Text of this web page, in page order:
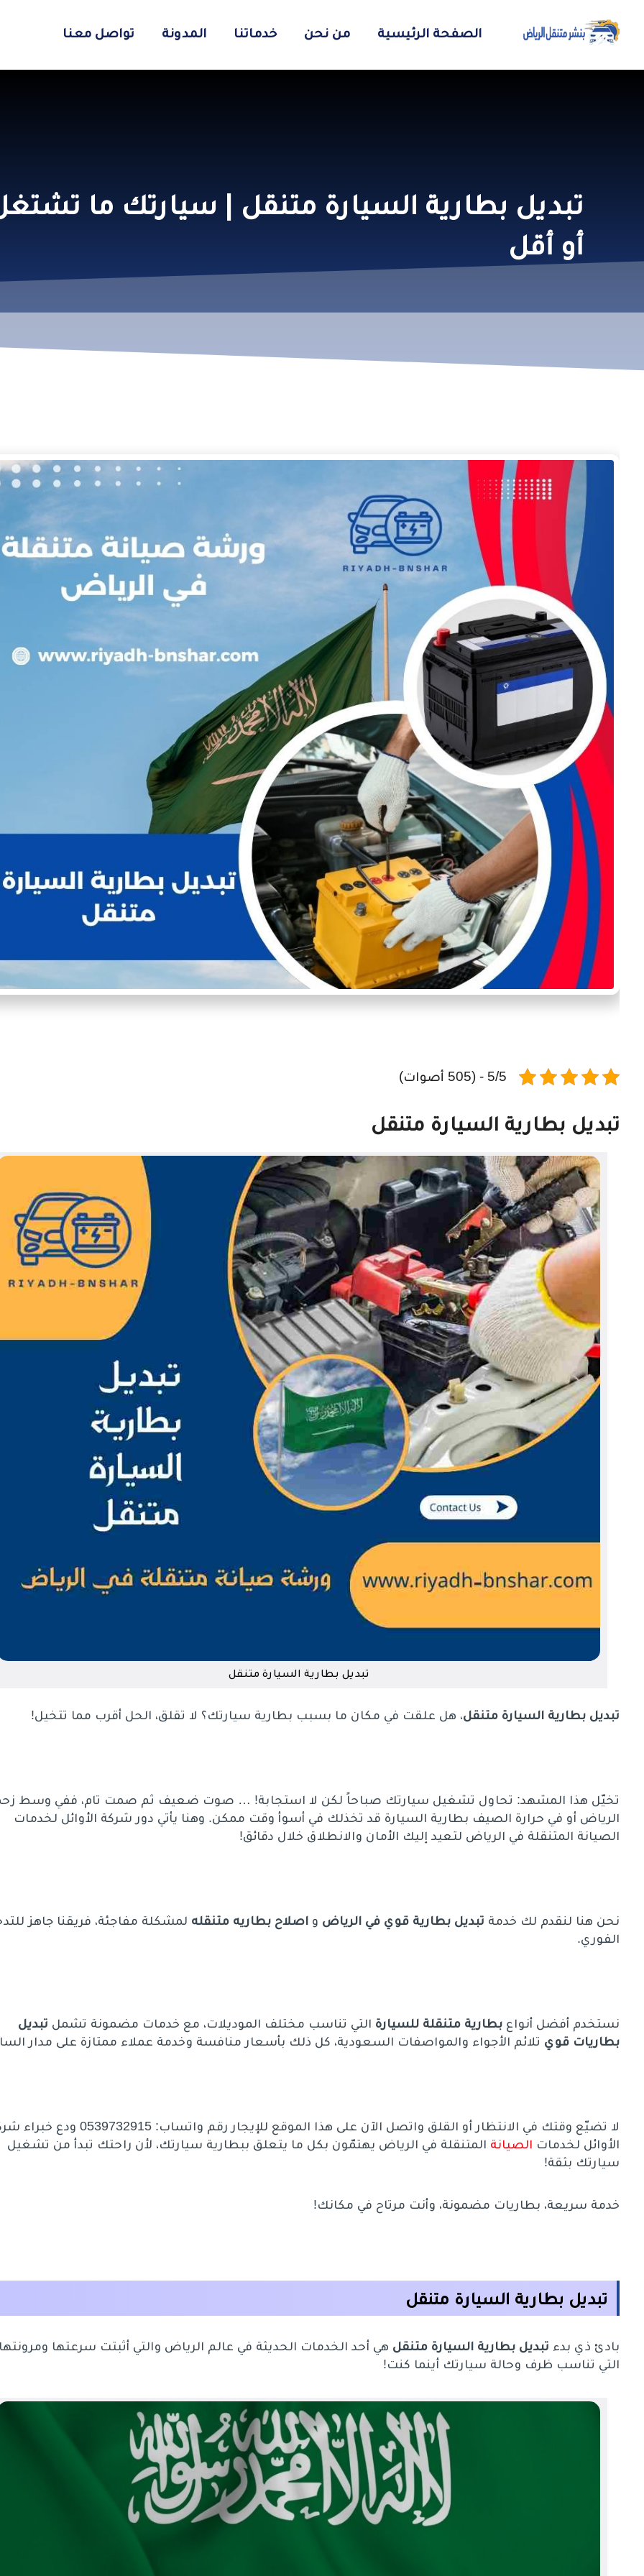
الصفحة الرئيسية من نحن خدماتنا المدونة تواصل معنا
أو أقل
5/5 - (505 أصوات)
تبديل بطارية السيارة متنقل
تبديل بطارية السيارة متنقل
تبديل بطارية السيارة متنقل، هل علقت في مكان ما بسبب بطارية سيارتك؟ لا تقلق، الحل أقرب مما تتخيل!
تخيّل هذا المشهد: تحاول تشغيل سيارتك صباحاً لكن لا استجابة! … صوت ضعيف ثم صمت تام، ففي وسط
الرياض أو في حرارة الصيف بطارية السيارة قد تخذلك في أسوأ وقت ممكن. وهنا يأتي دور شركة الأوائل لخدمات
الصيانة المتنقلة في الرياض لتعيد إليك الأمان والانطلاق خلال دقائق!
نحن هنا لنقدم لك خدمة تبديل بطارية قوي في الرياض و اصلاح بطاريه متنقله لمشكلة مفاجئة، فريقنا جاهز
الفوري.
نستخدم أفضل أنواع بطارية متنقلة للسيارة التي تناسب مختلف الموديلات، مع خدمات مضمونة تشمل تبديل
بطاريات قوي تلائم الأجواء والمواصفات السعودية، كل ذلك بأسعار منافسة وخدمة عملاء ممتازة على مدار
لا تضيّع وقتك في الانتظار أو القلق واتصل الآن على هذا الموقع للإيجار رقم واتساب:
الأوائل لخدمات الصيانة المتنقلة في الرياض يهتمّون بكل ما يتعلق ببطارية سيارتك، لأن راحتك تبدأ من تشغيل
سيارتك بثقة!
خدمة سريعة، بطاريات مضمونة، وأنت مرتاح في مكانك!
تبديل بطارية السيارة متنقل
بادئ ذي بدء تبديل بطارية السيارة متنقل هي أحد الخدمات الحديثة في عالم الرياض والتي أثبتت سرعتها
التي تناسب ظرف وحالة سيارتك أينما كنت!